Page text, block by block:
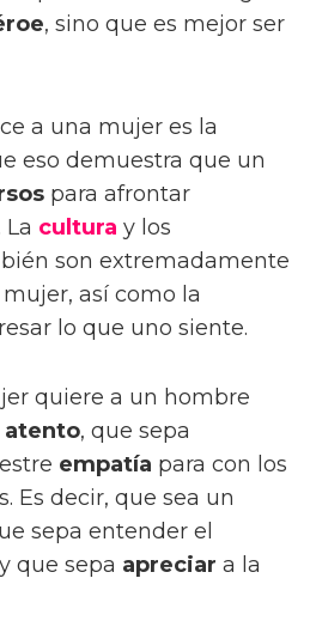
, sino que es mejor ser
a una mujer es la
eso demuestra que un
para afrontar
cultura y los
son extremadamente
así como la
lo que uno siente.
quiere a un hombre
atento, que sepa
empatía para con los
Es decir, que sea un
sepa entender el
que sepa apreciar a la